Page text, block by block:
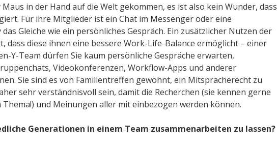
in der Hand auf die Welt gekommen, es ist also kein Wunder, dass
Für ihre Mitglieder ist ein Chat im Messenger oder eine
Gleiche wie ein persönliches Gespräch. Ein zusätzlicher Nutzen der
dass diese ihnen eine bessere Work-Life-Balance ermöglicht – einer
Y-Team dürfen Sie kaum persönliche Gespräche erwarten,
Videokonferenzen, Workflow-Apps und anderer
Sie sind es von Familientreffen gewohnt, ein Mitspracherecht zu
sehr verständnisvoll sein, damit die Recherchen (sie kennen gerne
und Meinungen aller mit einbezogen werden können.
Generationen in einem Team zusammenarbeiten zu lassen?